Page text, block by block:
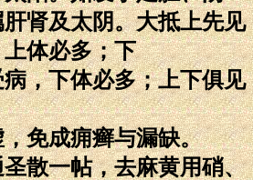
肾及太阴。大抵上先见
体必多；下
，下体必多；上下俱见
免成痈癣与漏缺。
散一帖，去麻黄用硝、